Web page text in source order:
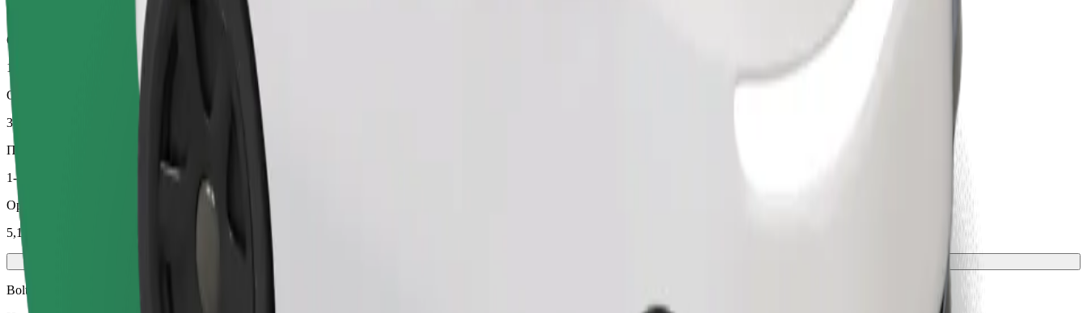
Стандартні моделі та доступні ціни
Орієнтовний час поїздки
10 хв
Орієнтовна відстань
3,4 км
Пасажирів
1-3
Орієнтовна вартість
5,10 EUR
Bolt